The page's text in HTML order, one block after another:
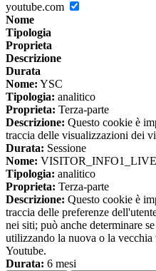
youtube.com
Nome
Tipologia
Proprieta
Descrizione
Durata
Nome: YSC
Tipologia: analitico
Proprieta: Terza-parte
Descrizione: Questo cookie è
traccia delle visualizzazioni dei
Durata: Sessione
Nome: VISITOR_INFO1_LIVE
Tipologia: analitico
Proprieta: Terza-parte
Descrizione: Questo cookie è
traccia delle preferenze
nei siti; può anche determinare
utilizzando la nuova o la
Youtube.
Durata: 6 mesi